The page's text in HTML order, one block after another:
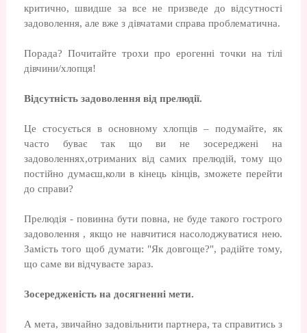
критично, швидше за все не призведе до відсутності
задоволення, але вже з дівчатами справа проблематична.
Порада? Почитайте трохи про ерогенні точки на тілі
дівчини/хлопця!
Відсутність задоволення від прелюдії.
Це стосується в основному хлопців – подумайте, як
часто буває так що ви не зосереджені на
задоволеннях,отриманих від самих прелюдій, тому що
постійно думаєш,коли в кінець кінців, зможете перейти
до справи?
Прелюдія - повинна бути повна, не буде такого гострого
задоволення , якщо не навчитися насолоджуватися нею.
Замість того щоб думати: "Як довгоще?", радійте тому,
що саме ви відчуваєте зараз.
Зосередженість на досягненні мети.
А мета, звичайно задовільнити партнера, та справитись з